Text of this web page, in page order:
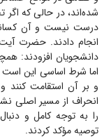
شده‌اند، در حالی که
درست نیست و آن
انجام دادند. حضرت
دانشجویان افزودند:
اما شرط اساسی این است
و بر آن استقامت کنند
انحراف از مسیر اصلی
را به توجه کامل و
توصیه مؤکد کردند.